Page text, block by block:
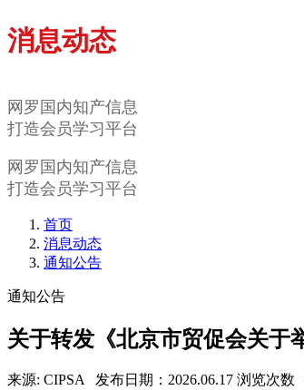
消息动态
网罗国内知产信息
打造会员学习平台
网罗国内知产信息
打造会员学习平台
首页
消息动态
通知公告
通知公告
关于转发《北京市贸促会关于
来源: CIPSA 发布日期：2026.06.17 浏览次数